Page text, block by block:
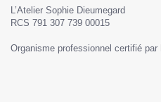
L’Atelier Sophie Dieumegard
RCS 791 307 739 00015
Organisme professionnel certifié par